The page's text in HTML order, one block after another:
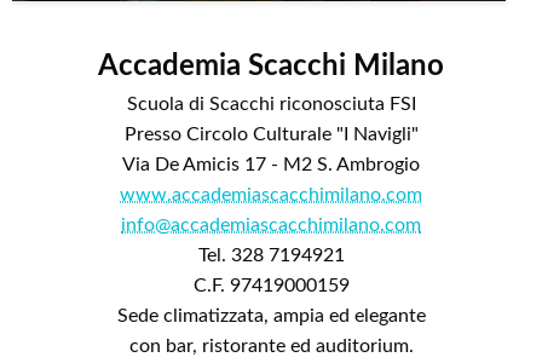
Accademia Scacchi Milano
Scuola di Scacchi riconosciuta FSI
Presso Circolo Culturale "I Navigli"
Via De Amicis 17 - M2 S. Ambrogio
www.accademiascacchimilano.com
info@accademiascacchimilano.com
Tel. 328 7194921
C.F. 97419000159
Sede climatizzata, ampia ed elegante
con bar, ristorante ed auditorium.